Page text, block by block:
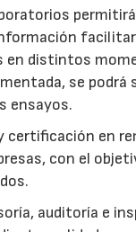
distintos
se
ensayos.
certificación en
con el
auditoría e